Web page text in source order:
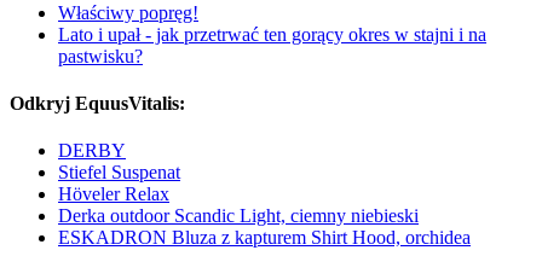
Właściwy popręg!
Lato i upał - jak przetrwać ten gorący okres w stajni i na
pastwisku?
Odkryj EquusVitalis:
DERBY
Stiefel Suspenat
Höveler Relax
Derka outdoor Scandic Light, ciemny niebieski
ESKADRON Bluza z kapturem Shirt Hood, orchidea